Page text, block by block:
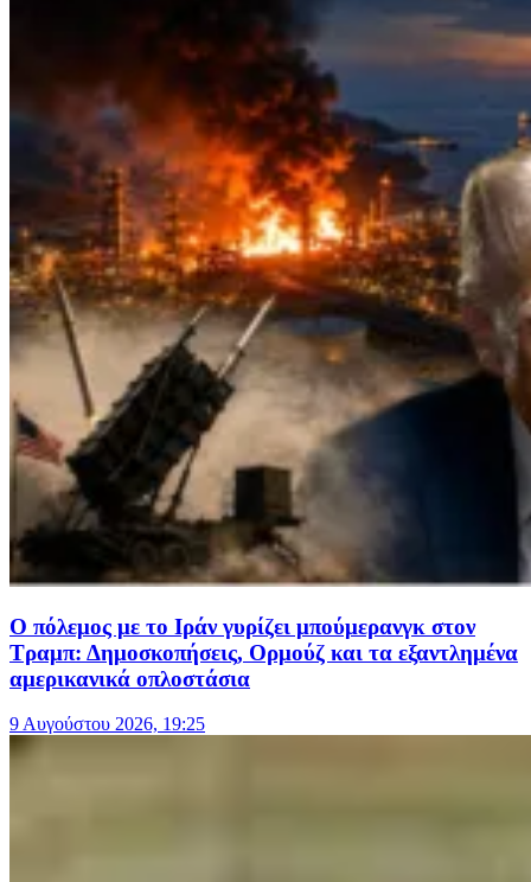
Ο πόλεμος με το Ιράν γυρίζει μπούμερανγκ στον
Τραμπ: Δημοσκοπήσεις, Ορμούζ και τα εξαντλημένα
αμερικανικά οπλοστάσια
9 Αυγούστου 2026, 19:25